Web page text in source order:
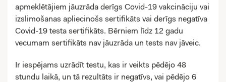
apmeklētājiem jāuzrāda derīgs Covid-19 vakcināciju vai
izslimošanas apliecinošs sertifikāts vai derīgs negatīva
Covid-19 testa sertifikāts. Bērniem līdz 12 gadu
vecumam sertifikāts nav jāuzrāda un tests nav jāveic.
Ir iespējams uzrādīt testu, kas ir veikts pēdējo 48
stundu laikā, un tā rezultāts ir negatīvs, vai pēdējo 6